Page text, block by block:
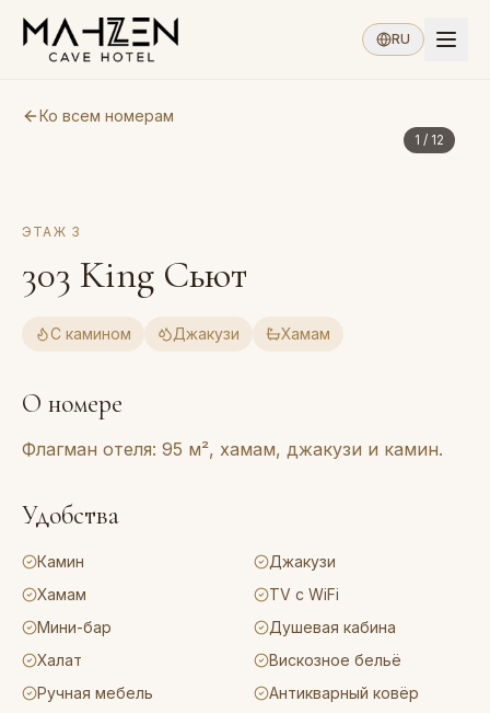
RU
Ко всем номерам
1 / 12
ЭТАЖ 3
303 King Сьют
С камином Джакузи Хамам
О номере
Флагман отеля: 95 м², хамам, джакузи и камин.
Удобства
Камин
Джакузи
Хамам
TV с WiFi
Мини-бар
Душевая кабина
Халат
Вискозное бельё
Ручная мебель
Антикварный ковёр